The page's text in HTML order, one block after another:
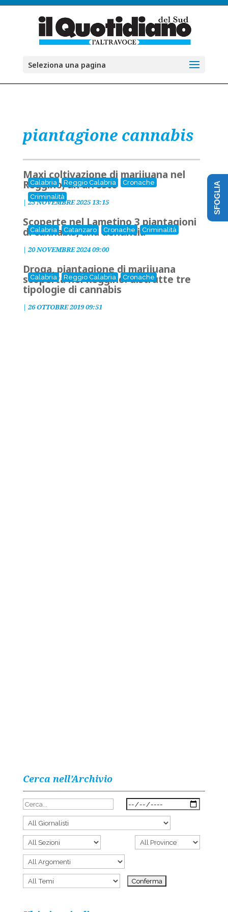
Seleziona una pagina
piantagione cannabis
Calabria Reggio Calabria
Cronache
Criminalità
Maxi coltivazione di marijuana nel
Reggino, un arresto
| 25 NOVEMBRE 2025 13:15
Calabria Catanzaro Cronache Criminalità
Scoperte nel Lametino 3 piantagioni
di cannabis, una denuncia
| 20 NOVEMBRE 2024 09:00
Calabria Reggio Calabria Cronache
Droga, piantagione di marijuana
scoperta nel Reggino: distrutte tre
tipologie di cannabis
| 26 OTTOBRE 2019 09:51
Cerca nell’Archivio
SFOGLIA